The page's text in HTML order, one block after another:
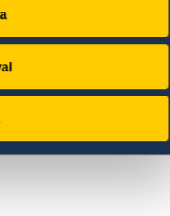
av befolkningen